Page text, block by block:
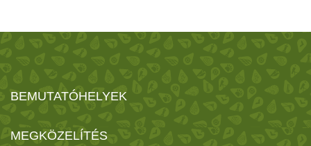
BEMUTATÓHELYEK
MEGKÖZELÍTÉS